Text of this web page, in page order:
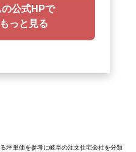
の公式HPで
っと見る
坪単価を参考に岐阜の注文住宅会社を分類